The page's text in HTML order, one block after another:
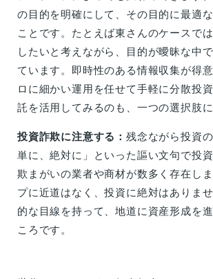
の目的を明確にして、その目的に最適
ことです。たとえば東さんのケースで
したいと考えながら、目的が曖昧な中
ています。即時性のある情報収集が得
ロに細かい運用を任せて手軽に分散投
託を活用してみるのも、一つの選択肢に
投資詐欺に注意する： 残念ながら投資
単に、絶対に」といった謳い文句で投
欺まがいの業者や商材が数多く存在し
プに近道はなく、投資に絶対はありま
的な目線を持って、地道に資産形成を
ころです。